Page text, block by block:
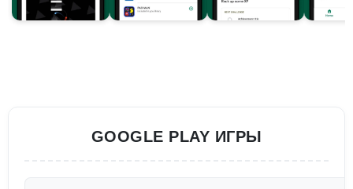
GOOGLE PLAY ИГРЫ